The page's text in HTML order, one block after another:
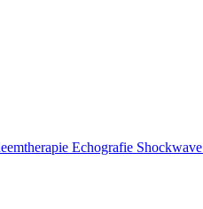
Echografie Shockwave